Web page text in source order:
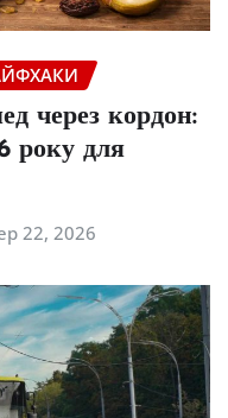
через кордон:
року для
22, 2026